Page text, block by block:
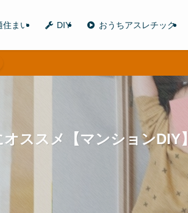
住まい DIY おうちアスレチック
ススメ【マンションDIY】